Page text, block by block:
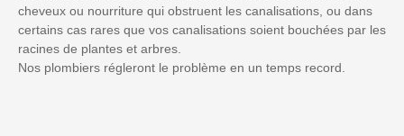
cheveux ou nourriture qui obstruent les canalisations, ou dans
certains cas rares que vos canalisations soient bouchées par les
racines de plantes et arbres.
Nos plombiers régleront le problème en un temps record.